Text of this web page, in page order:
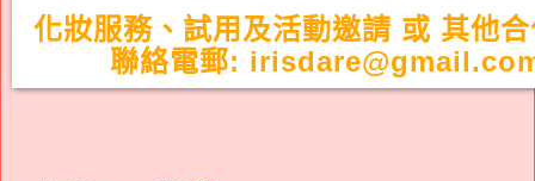
化妝服務、試用及活動邀請 或 其他
聯絡電郵: